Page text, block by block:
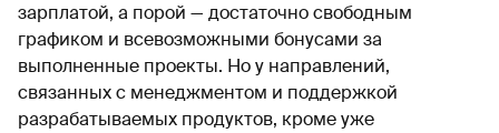
зарплатой, а порой — достаточно свободным
графиком и всевозможными бонусами за
выполненные проекты. Но у направлений,
связанных с менеджментом и поддержкой
разрабатываемых продуктов, кроме уже